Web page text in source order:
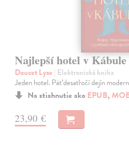
Najlepší hotel v Kábule
Doucet Lyse | Elektronická kniha
Jeden hotel. Päť desaťročí dejín
Na stiahnutie ako EPUB,
23,90 €